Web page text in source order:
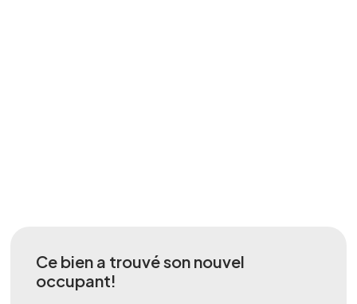
Ce bien a trouvé son nouvel
occupant!